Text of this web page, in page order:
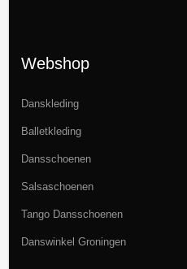
Webshop
Danskleding
Balletkleding
Dansschoenen
Salsaschoenen
Tango Dansschoenen
Danswinkel Groningen